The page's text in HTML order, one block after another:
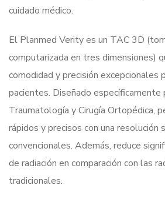
cuidado médico.
El Planmed Verity es un TAC 3D
computarizada en tres dimensiones)
comodidad y precisión excepcionales
pacientes. Diseñado específicamente
Traumatología y Cirugía Ortopédica,
rápidos y precisos con una resolución
convencionales. Además, reduce
de radiación en comparación con las
tradicionales.